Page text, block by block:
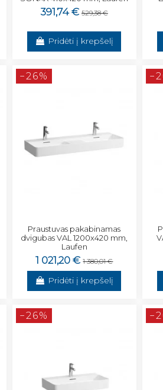
391,74 € 529,38 €
Pridėti į krepšelį
−26%
Praustuvas pakabinamas
dvigubas VAL 1200x420 mm,
Laufen
1 021,20 € 1 380,01 €
Pridėti į krepšelį
−26%